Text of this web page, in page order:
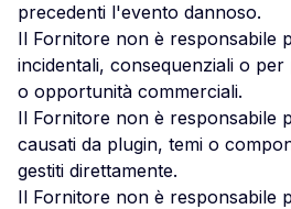
precedenti l'evento dannoso.
Il Fornitore non è responsabile
incidentali, consequenziali o
o opportunità commerciali.
Il Fornitore non è responsabile
causati da plugin, temi o
gestiti direttamente.
Il Fornitore non è responsabile